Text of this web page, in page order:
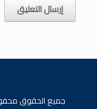
جميع الحقوق